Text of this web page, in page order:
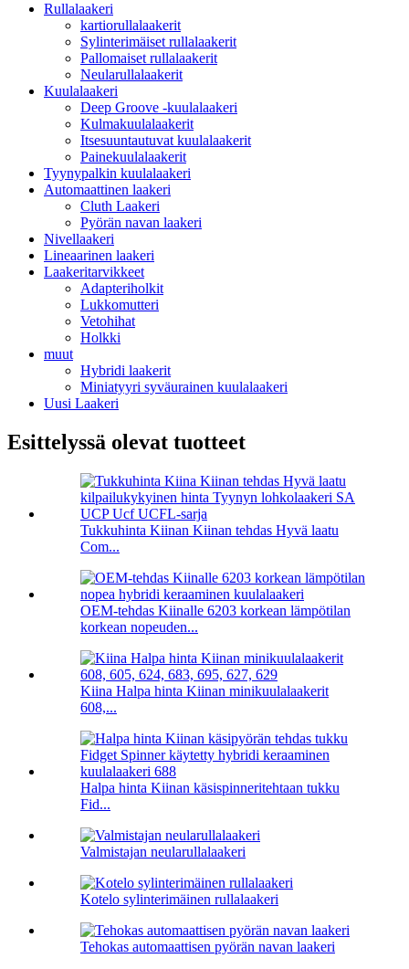
Rullalaakeri
kartiorullalaakerit
Sylinterimäiset rullalaakerit
Pallomaiset rullalaakerit
Neularullalaakerit
Kuulalaakeri
Deep Groove -kuulalaakeri
Kulmakuulalaakerit
Itsesuuntautuvat kuulalaakerit
Painekuulalaakerit
Tyynypalkin kuulalaakeri
Automaattinen laakeri
Cluth Laakeri
Pyörän navan laakeri
Nivellaakeri
Lineaarinen laakeri
Laakeritarvikkeet
Adapteriholkit
Lukkomutteri
Vetohihat
Holkki
muut
Hybridi laakerit
Miniatyyri syväurainen kuulalaakeri
Uusi Laakeri
Esittelyssä olevat tuotteet
Tukkuhinta Kiinan Kiinan tehdas Hyvä laatu
Com...
OEM-tehdas Kiinalle 6203 korkean lämpötilan
korkean nopeuden...
Kiina Halpa hinta Kiinan minikuulalaakerit
608,...
Halpa hinta Kiinan käsispinneritehtaan tukku
Fid...
Valmistajan neularullalaakeri
Kotelo sylinterimäinen rullalaakeri
Tehokas automaattisen pyörän navan laakeri